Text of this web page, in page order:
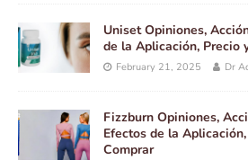
Uniset Opiniones,
de la Aplicación, Precio
February 21, 2025 Dr
Fizzburn Opiniones,
Efectos de la
Comprar